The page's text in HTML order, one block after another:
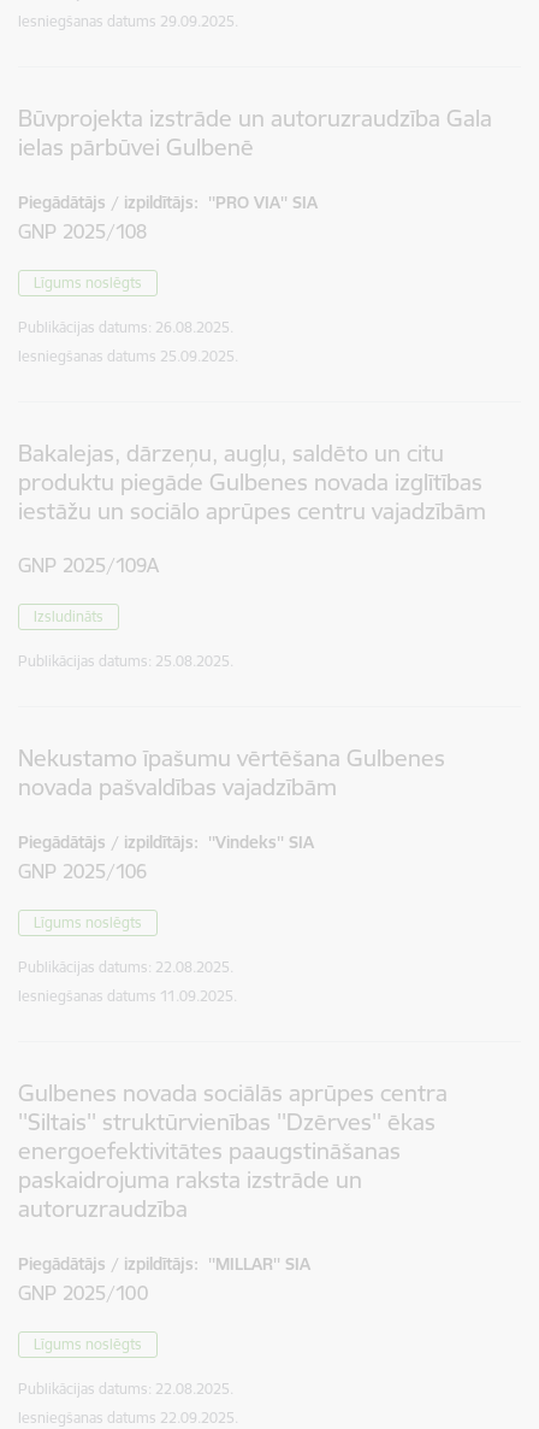
Iesniegšanas datums 29.09.2025.
Būvprojekta izstrāde un autoruzraudzība Gala
ielas pārbūvei Gulbenē
Piegādātājs / izpildītājs: ''PRO VIA'' SIA
GNP 2025/108
Līgums noslēgts
Publikācijas datums: 26.08.2025.
Iesniegšanas datums 25.09.2025.
Bakalejas, dārzeņu, augļu, saldēto un citu
produktu piegāde Gulbenes novada izglītības
iestāžu un sociālo aprūpes centru vajadzībām
GNP 2025/109A
Izsludināts
Publikācijas datums: 25.08.2025.
Nekustamo īpašumu vērtēšana Gulbenes
novada pašvaldības vajadzībām
Piegādātājs / izpildītājs: ''Vindeks'' SIA
GNP 2025/106
Līgums noslēgts
Publikācijas datums: 22.08.2025.
Iesniegšanas datums 11.09.2025.
Gulbenes novada sociālās aprūpes centra
''Siltais'' struktūrvienības ''Dzērves'' ēkas
energoefektivitātes paaugstināšanas
paskaidrojuma raksta izstrāde un
autoruzraudzība
Piegādātājs / izpildītājs: ''MILLAR'' SIA
GNP 2025/100
Līgums noslēgts
Publikācijas datums: 22.08.2025.
Iesniegšanas datums 22.09.2025.